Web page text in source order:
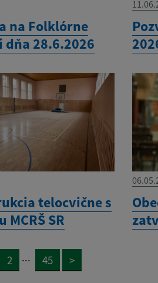
na Folklórne
28.6.2026
telocvične s
SR
2 ... 45 >